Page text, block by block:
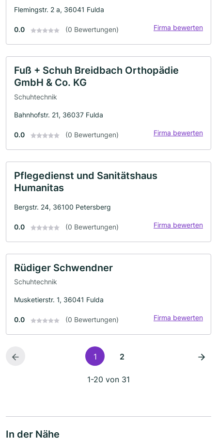
Flemingstr. 2 a, 36041 Fulda
0.0 (0 Bewertungen) Firma bewerten
Fuß + Schuh Breidbach Orthopädie
GmbH & Co. KG
Schuhtechnik
Bahnhofstr. 21, 36037 Fulda
0.0 (0 Bewertungen) Firma bewerten
Pflegedienst und Sanitätshaus
Humanitas
Bergstr. 24, 36100 Petersberg
0.0 (0 Bewertungen) Firma bewerten
Rüdiger Schwendner
Schuhtechnik
Musketierstr. 1, 36041 Fulda
0.0 (0 Bewertungen) Firma bewerten
1 2
1-20 von 31
In der Nähe